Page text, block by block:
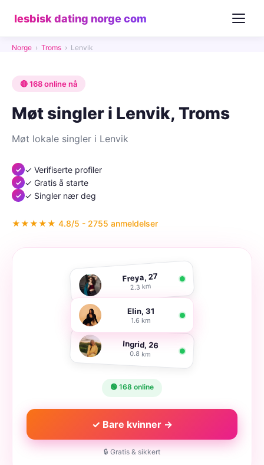
lesbisk dating norge com
Norge › Troms › Lenvik
🔴 168 online nå
Møt singler i Lenvik, Troms
Møt lokale singler i Lenvik
✓ Verifiserte profiler
✓ Gratis å starte
✓ Singler nær deg
★★★★★ 4.8/5 - 2755 anmeldelser
Freya, 27
2.3 km
Elin, 31
1.6 km
Ingrid, 26
0.8 km
🟢 168 online
✓ Bare kvinner →
🔒 Gratis & sikkert